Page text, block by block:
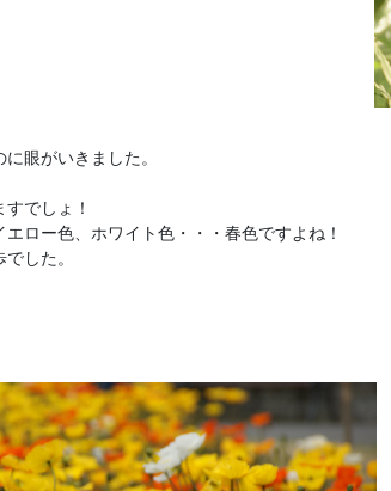
眼がいきました。
でしょ！
ロー色、ホワイト色・・・春色ですよね！
した。